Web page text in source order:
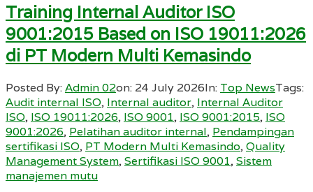
Training Internal Auditor ISO
9001:2015 Based on ISO 19011:2026
di PT Modern Multi Kemasindo
Posted By:Admin 02on: 24 July 2026In: Top NewsTags:
Audit internal ISO, Internal auditor, Internal Auditor
ISO, ISO 19011:2026, ISO 9001, ISO 9001:2015, ISO
9001:2026, Pelatihan auditor internal, Pendampingan
sertifikasi ISO, PT Modern Multi Kemasindo,Quality
Management System,Sertifikasi ISO 9001,Sistem
manajemen mutu